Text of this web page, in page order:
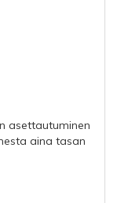
asettautuminen
aina tasan